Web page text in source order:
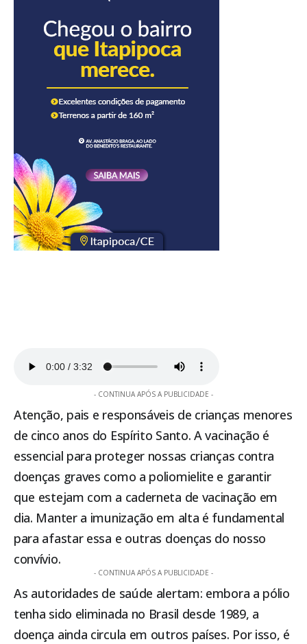
- CONTINUA APÓS A PUBLICIDADE -
Atenção, pais e responsáveis de crianças menores
de cinco anos do Espírito Santo. A vacinação é
essencial para proteger nossas crianças contra
doenças graves como a poliomielite e garantir
que estejam com a caderneta de vacinação em
dia. Manter a imunização em alta é fundamental
para afastar essa e outras doenças do nosso
convívio.
- CONTINUA APÓS A PUBLICIDADE -
As autoridades de saúde alertam: embora a pólio
tenha sido eliminada no Brasil desde 1989, a
doença ainda circula em outros países. Por isso, é